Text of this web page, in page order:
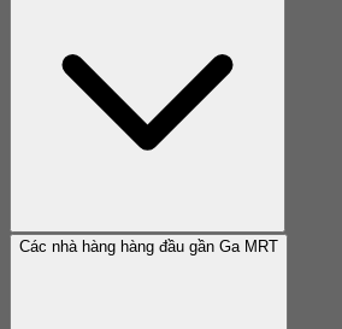
Các nhà hàng hàng đầu gần Ga MRT